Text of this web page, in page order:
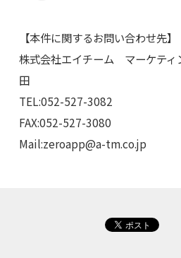
【本件に関するお問い合わせ先】
株式会社エイチーム マーケテ
田
TEL:052-527-3082
FAX:052-527-3080
Mail:zeroapp@a-tm.co.jp